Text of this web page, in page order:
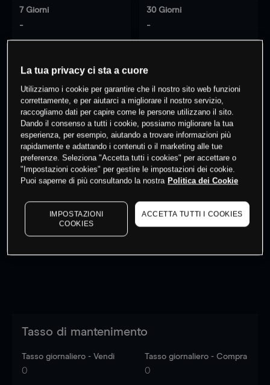
7 Giorni
-
30 Giorni
-
0 % dei clienti hanno posizioni
questo prodotto
Fai trading
I prezzi sono solo indicativi. Accediper vedere gli ultimi
dati di mercato
to see latest market data
Tasso di mantenimento
Tasso giornaliero - Vendi
0
Tasso giornaliero - Compra
0
La tua privacy ci sta a cuore
Utilizziamo i cookie per garantire che il nostro sito web funzioni
correttamente, e per aiutarci a migliorare il nostro servizio,
raccogliamo dati per capire come le persone utilizzano il sito.
Dando il consenso a tutti i cookie, possiamo migliorare la tua
esperienza, per esempio, aiutando a trovare informazioni più
rapidamente e adattando i contenuti o il marketing alle tue
preferenze. Seleziona "Accetta tutti i cookies" per accettare o
"Impostazioni cookies" per gestire le impostazioni dei cookie.
Puoi saperne di più consultando la nostra Politica dei Cookie
IMPOSTAZIONI
COOKIES
ACCETTA TUTTI I COOKIES